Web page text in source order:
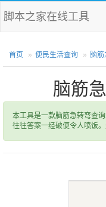
脚本之家在线工具
首页 便民生活查询 脑筋
脑筋
本工具是一款脑筋急转弯查
往往答案一经破便令人喷饭